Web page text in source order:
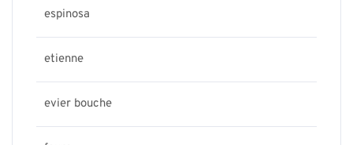
espinosa
etienne
evier bouche